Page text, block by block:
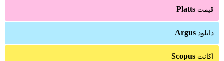
قیمت Platts
دانلود Argus
اکانت Scopus